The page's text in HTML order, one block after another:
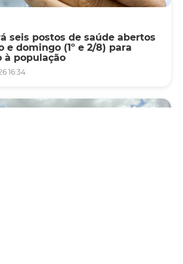
seis postos de saúde abertos
e domingo (1º e 2/8) para
população
16:34